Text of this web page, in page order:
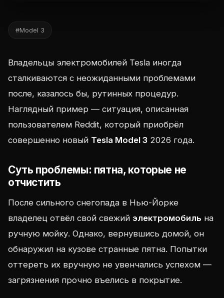
#Model 3
Владельцы электромобилей Tesla иногда
сталкиваются с неожиданными проблемами
после, казалось бы, рутинных процедур.
Наглядный пример — ситуация, описанная
пользователем Reddit, который приобрёл
совершенно новый Tesla Model 3 2026 года.
Суть проблемы: пятна, которые не
отчистить
После сильного снегопада в Нью-Йорке
владелец отвёл свой свежий электромобиль на
ручную мойку. Однако, вернувшись домой, он
обнаружил на кузове странные пятна. Попытки
оттереть их вручную не увенчались успехом —
загрязнения прочно въелись в покрытие.